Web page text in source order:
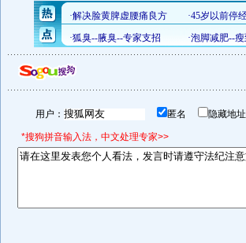
用户： 匿名 隐藏地
*搜狗拼音输入法，中文处理专家>>